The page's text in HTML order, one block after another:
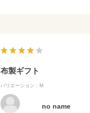
布製ギフト
バリエーション：M
no name